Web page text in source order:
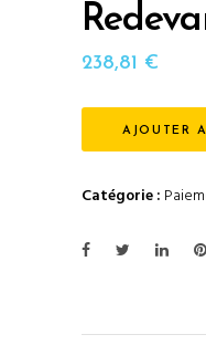
238,81 €
AJOUTER
Catégorie :